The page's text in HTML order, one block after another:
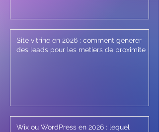
Site vitrine en 2026 : comment generer
des leads pour les metiers de proximite
Wix ou WordPress en 2026 : lequel